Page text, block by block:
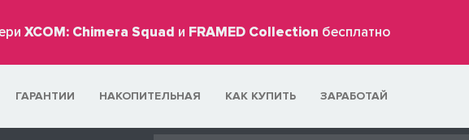
XCOM: Chimera Squad и FRAMED Collection бесплатно
ГАРАНТИИ НАКОПИТЕЛЬНАЯ КАК КУПИТЬ ЗАРАБОТАЙ